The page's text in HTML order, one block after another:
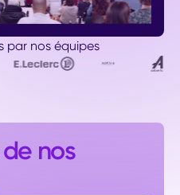
par nos équipes
nos